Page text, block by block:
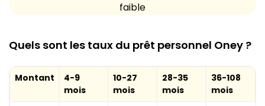
faible
Quels sont les taux du prêt personnel Oney ?
Montant
4-9
mois
10-27
mois
28-35
mois
36-108
mois